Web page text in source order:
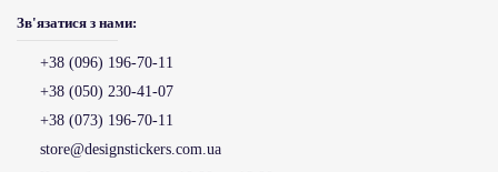
Зв'язатися з нами:
+38 (096) 196-70-11
+38 (050) 230-41-07
+38 (073) 196-70-11
store@designstickers.com.ua